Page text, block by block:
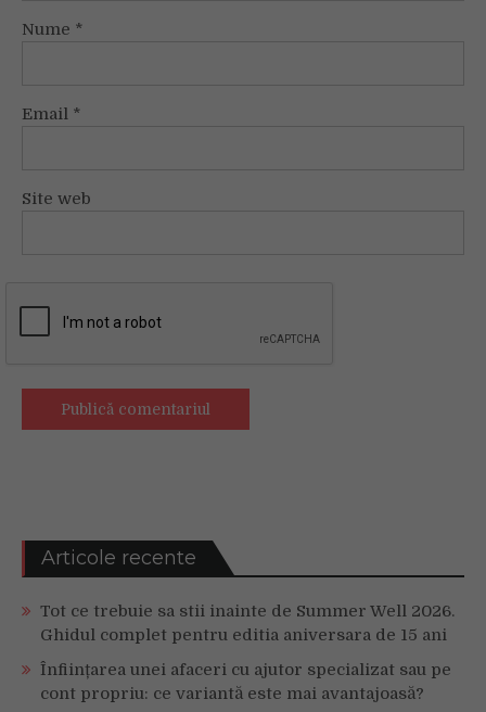
Nume *
Email *
Site web
Articole recente
Tot ce trebuie sa stii inainte de Summer Well 2026.
Ghidul complet pentru editia aniversara de 15 ani
Înființarea unei afaceri cu ajutor specializat sau pe
cont propriu: ce variantă este mai avantajoasă?